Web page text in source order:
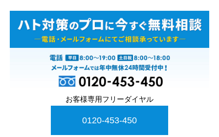
お客様専用フリーダイヤル
0120-453-450